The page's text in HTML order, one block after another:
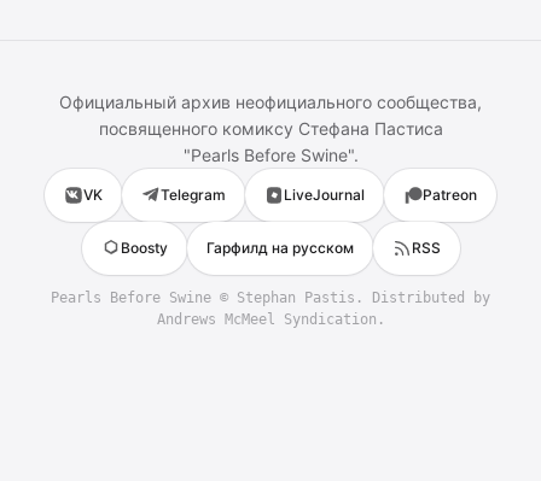
Официальный архив неофициального сообщества,
посвященного комиксу Стефана Пастиса
"Pearls Before Swine".
VK Telegram LiveJournal Patreon
Boosty Гарфилд на русском RSS
Pearls Before Swine © Stephan Pastis . Distributed by
Andrews McMeel Syndication.